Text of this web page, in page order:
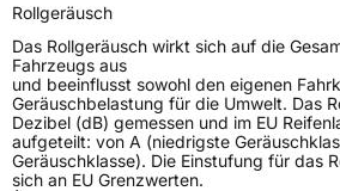
Rollgeräusch
Das Rollgeräusch wirkt sich auf die
Fahrzeugs aus
und beeinflusst sowohl den eigenen
Geräuschbelastung für die Umwelt. Das
Dezibel (dB) gemessen und im EU
aufgeteilt: von A (niedrigste
Geräuschklasse). Die Einstufung für das
sich an EU Grenzwerten.